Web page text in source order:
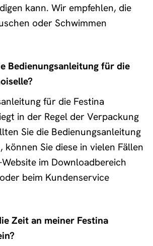
kann. Wir empfehlen, die
oder Schwimmen
Bedienungsanleitung für die
für die Festina
in der Regel der Verpackung
Sie die Bedienungsanleitung
können Sie diese in vielen Fällen
im Downloadbereich
beim Kundenservice
Zeit an meiner Festina